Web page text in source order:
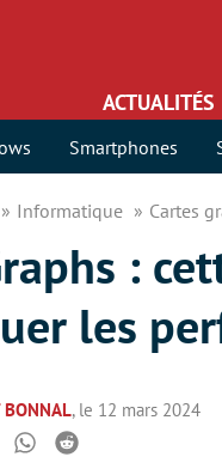
ACTUALITÉS
Smartphones
Informatique Cartes
:
les
BONNAL, le 12 mars 2024
Whatsapp
Reddit